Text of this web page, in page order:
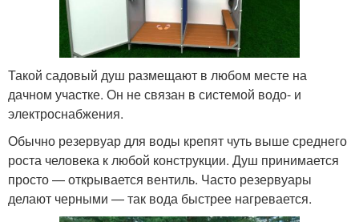
Такой садовый душ размещают в любом месте на
дачном участке. Он не связан в системой водо- и
электроснабжения.
Обычно резервуар для воды крепят чуть выше среднего
роста человека к любой конструкции. Душ принимается
просто — открывается вентиль. Часто резервуары
делают черными — так вода быстрее нагревается.